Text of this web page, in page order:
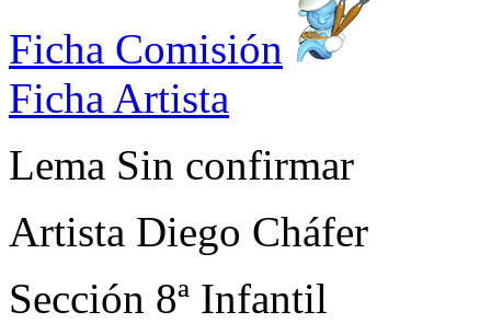
Ficha Comisión
Ficha Artista
Lema Sin confirmar
Artista Diego Cháfer
Sección 8ª Infantil